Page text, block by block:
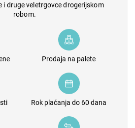
i druge veletrgovce drogerijskom
robom.
Prodaja na palete
Rok plaćanja do 60 dana